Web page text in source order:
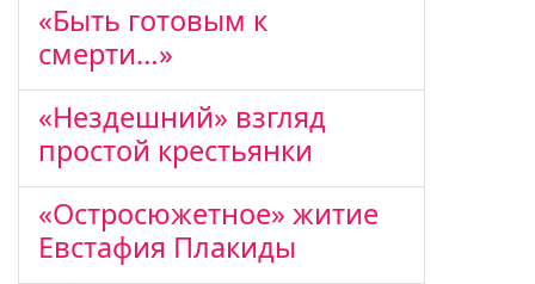
«Быть готовым к
смерти…»
«Нездешний» взгляд
простой крестьянки
«Остросюжетное» житие
Евстафия Плакиды